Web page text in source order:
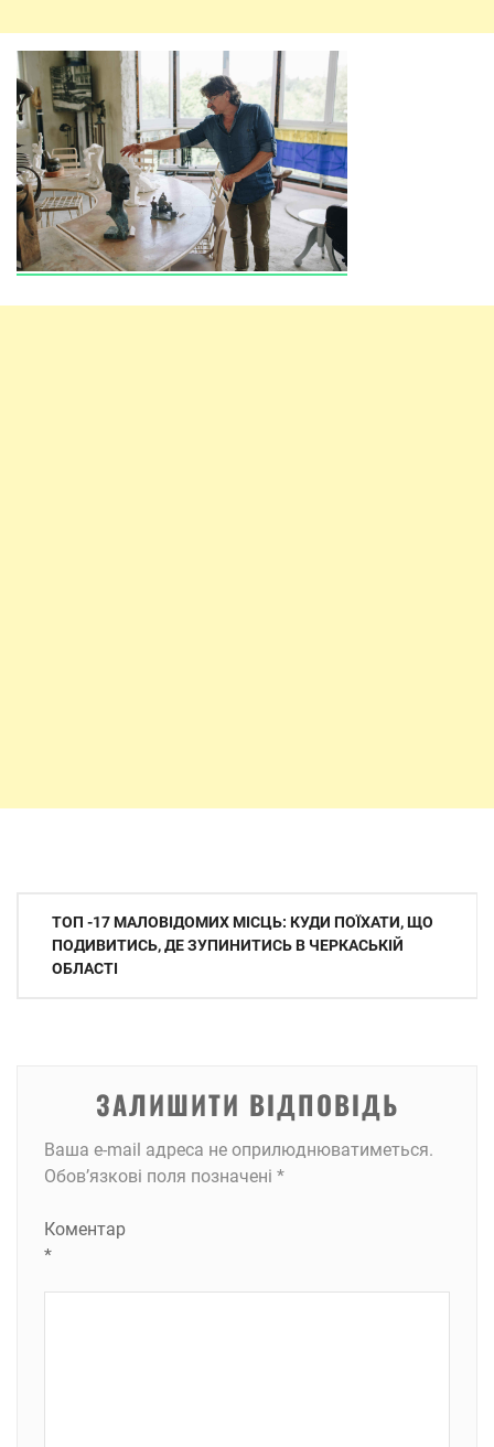
Навігація
записів
ТОП -17 МАЛОВІДОМИХ МІСЦЬ: КУДИ ПОЇХАТИ, ЩО
ПОДИВИТИСЬ, ДЕ ЗУПИНИТИСЬ В ЧЕРКАСЬКІЙ
ОБЛАСТІ
ЗАЛИШИТИ ВІДПОВІДЬ
Ваша e-mail адреса не оприлюднюватиметься.
Обов’язкові поля позначені *
Коментар
*